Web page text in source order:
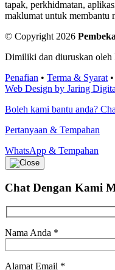
tapak, perkhidmatan,
maklumat untuk membantu
© Copyright 2026
Dimiliki dan diuruskan oleh
Penafian • Terma & Syarat •
Web Design by Jaring
Boleh kami bantu anda?
Pertanyaan & Tempahan
WhatsApp & Tempahan
Chat Dengan Kami
Nama Anda *
Alamat Email *